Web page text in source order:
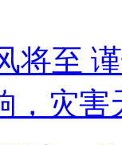
将至
，灾